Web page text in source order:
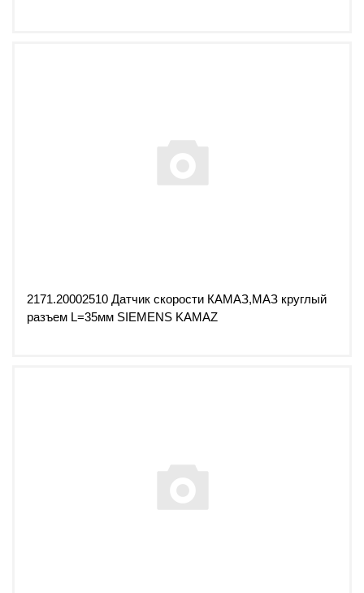
2171.20002510 Датчик скорости КАМАЗ,МАЗ круглый
разъем L=35мм SIEMENS KAMAZ